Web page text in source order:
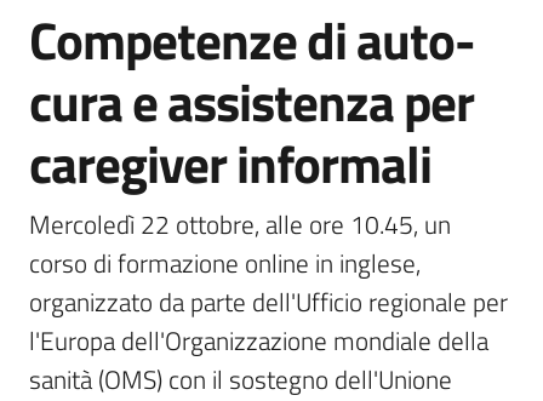
FAQ
azioni
della
Regione
Operatori
Salta al contenuto
Competenze di auto-
cura e assistenza per
caregiver informali
Mercoledì 22 ottobre, alle ore 10.45, un
corso di formazione online in inglese,
organizzato da parte dell'Ufficio regionale per
l'Europa dell'Organizzazione mondiale della
sanità (OMS) con il sostegno dell'Unione